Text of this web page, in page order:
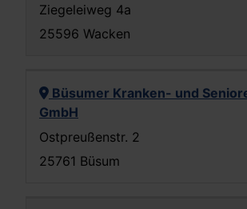
Ziegeleiweg 4a
25596 Wacken
Büsumer Kranken- und
GmbH
Ostpreußenstr. 2
25761 Büsum